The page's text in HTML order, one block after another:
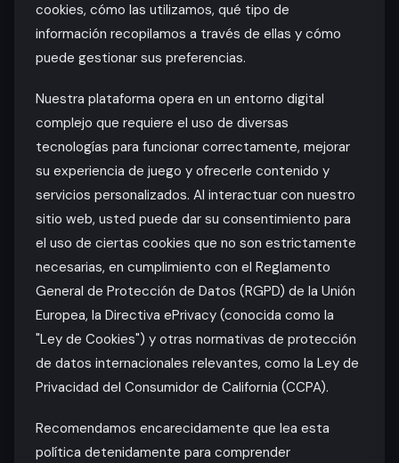
cookies, cómo las utilizamos, qué tipo de
información recopilamos a través de ellas y cómo
puede gestionar sus preferencias.
Nuestra plataforma opera en un entorno digital
complejo que requiere el uso de diversas
tecnologías para funcionar correctamente, mejorar
su experiencia de juego y ofrecerle contenido y
servicios personalizados. Al interactuar con nuestro
sitio web, usted puede dar su consentimiento para
el uso de ciertas cookies que no son estrictamente
necesarias, en cumplimiento con el Reglamento
General de Protección de Datos (RGPD) de la Unión
Europea, la Directiva ePrivacy (conocida como la
"Ley de Cookies") y otras normativas de protección
de datos internacionales relevantes, como la Ley de
Privacidad del Consumidor de California (CCPA).
Recomendamos encarecidamente que lea esta
política detenidamente para comprender